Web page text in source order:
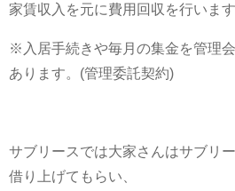
家賃収入を元に費用回収を行います
※入居手続きや毎月の集金を管理
あります。(管理委託契約)
サブリースでは大家さんはサブリ
借り上げてもらい、